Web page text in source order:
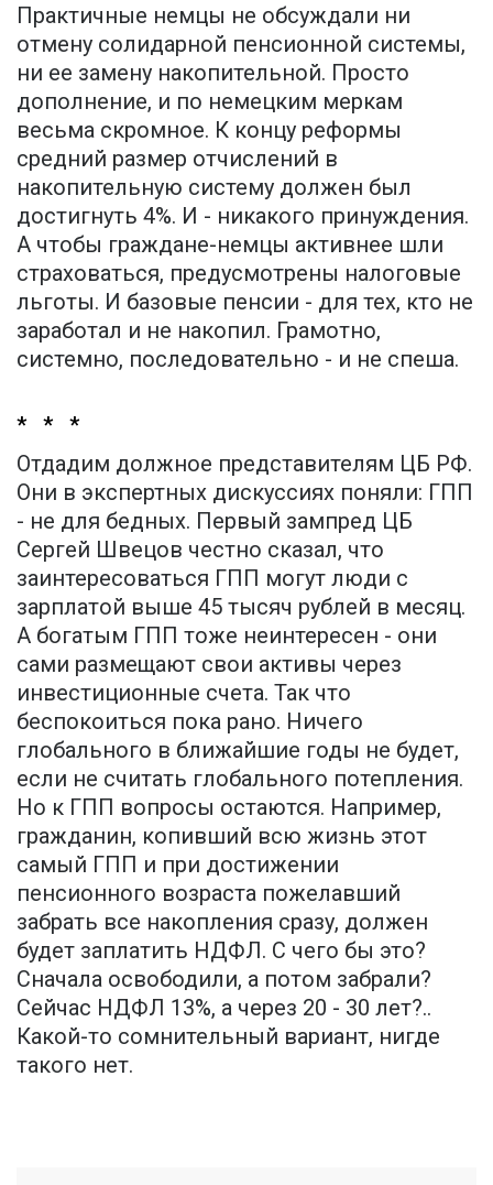
Практичные немцы не обсуждали ни
отмену солидарной пенсионной системы,
ни ее замену накопительной. Просто
дополнение, и по немецким меркам
весьма скромное. К концу реформы
средний размер отчислений в
накопительную систему должен был
достигнуть 4%. И - никакого принуждения.
А чтобы граждане-немцы активнее шли
страховаться, предусмотрены налоговые
льготы. И базовые пенсии - для тех, кто не
заработал и не накопил. Грамотно,
системно, последовательно - и не спеша.
* * *
Отдадим должное представителям ЦБ РФ.
Они в экспертных дискуссиях поняли: ГПП
- не для бедных. Первый зампред ЦБ
Сергей Швецов честно сказал, что
заинтересоваться ГПП могут люди с
зарплатой выше 45 тысяч рублей в месяц.
А богатым ГПП тоже неинтересен - они
сами размещают свои активы через
инвестиционные счета. Так что
беспокоиться пока рано. Ничего
глобального в ближайшие годы не будет,
если не считать глобального потепления.
Но к ГПП вопросы остаются. Например,
гражданин, копивший всю жизнь этот
самый ГПП и при достижении
пенсионного возраста пожелавший
забрать все накопления сразу, должен
будет заплатить НДФЛ. С чего бы это?
Сначала освободили, а потом забрали?
Сейчас НДФЛ 13%, а через 20 - 30 лет?..
Какой-то сомнительный вариант, нигде
такого нет.